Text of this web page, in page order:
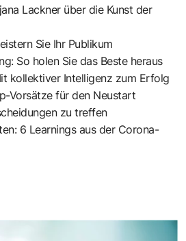
Lackner über die Kunst der
Sie Ihr Publikum
So holen Sie das Beste heraus
kollektiver Intelligenz zum Erfolg
Vorsätze für den Neustart
zu treffen
6 Learnings aus der Corona-